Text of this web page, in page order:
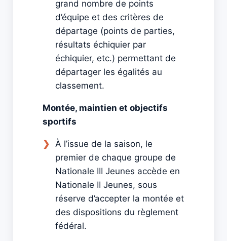
grand nombre de points
d’équipe et des critères de
départage (points de parties,
résultats échiquier par
échiquier, etc.) permettant de
départager les égalités au
classement.
Montée, maintien et objectifs
sportifs
À l’issue de la saison, le
premier de chaque groupe de
Nationale III Jeunes accède en
Nationale II Jeunes, sous
réserve d’accepter la montée et
des dispositions du règlement
fédéral.